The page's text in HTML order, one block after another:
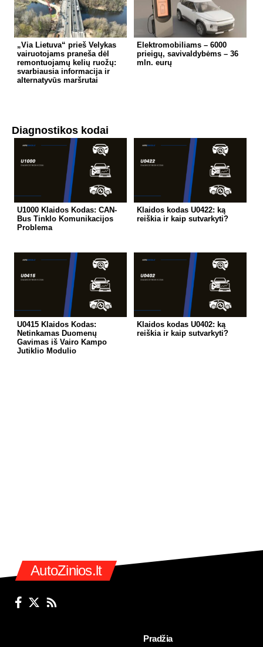
„Via Lietuva“ prieš Velykas
vairuotojams praneša dėl
remontuojamų kelių ruožų:
svarbiausia informacija ir
alternatyvūs maršrutai
Elektromobiliams – 6000
prieigų, savivaldybėms – 36
mln. eurų
Diagnostikos kodai
U1000 Klaidos Kodas: CAN-
Bus Tinklo Komunikacijos
Problema
Klaidos kodas U0422: ką
reiškia ir kaip sutvarkyti?
U0415 Klaidos Kodas:
Netinkamas Duomenų
Gavimas iš Vairo Kampo
Jutiklio Modulio
Klaidos kodas U0402: ką
reiškia ir kaip sutvarkyti?
AutoZinios.lt
Pradžia